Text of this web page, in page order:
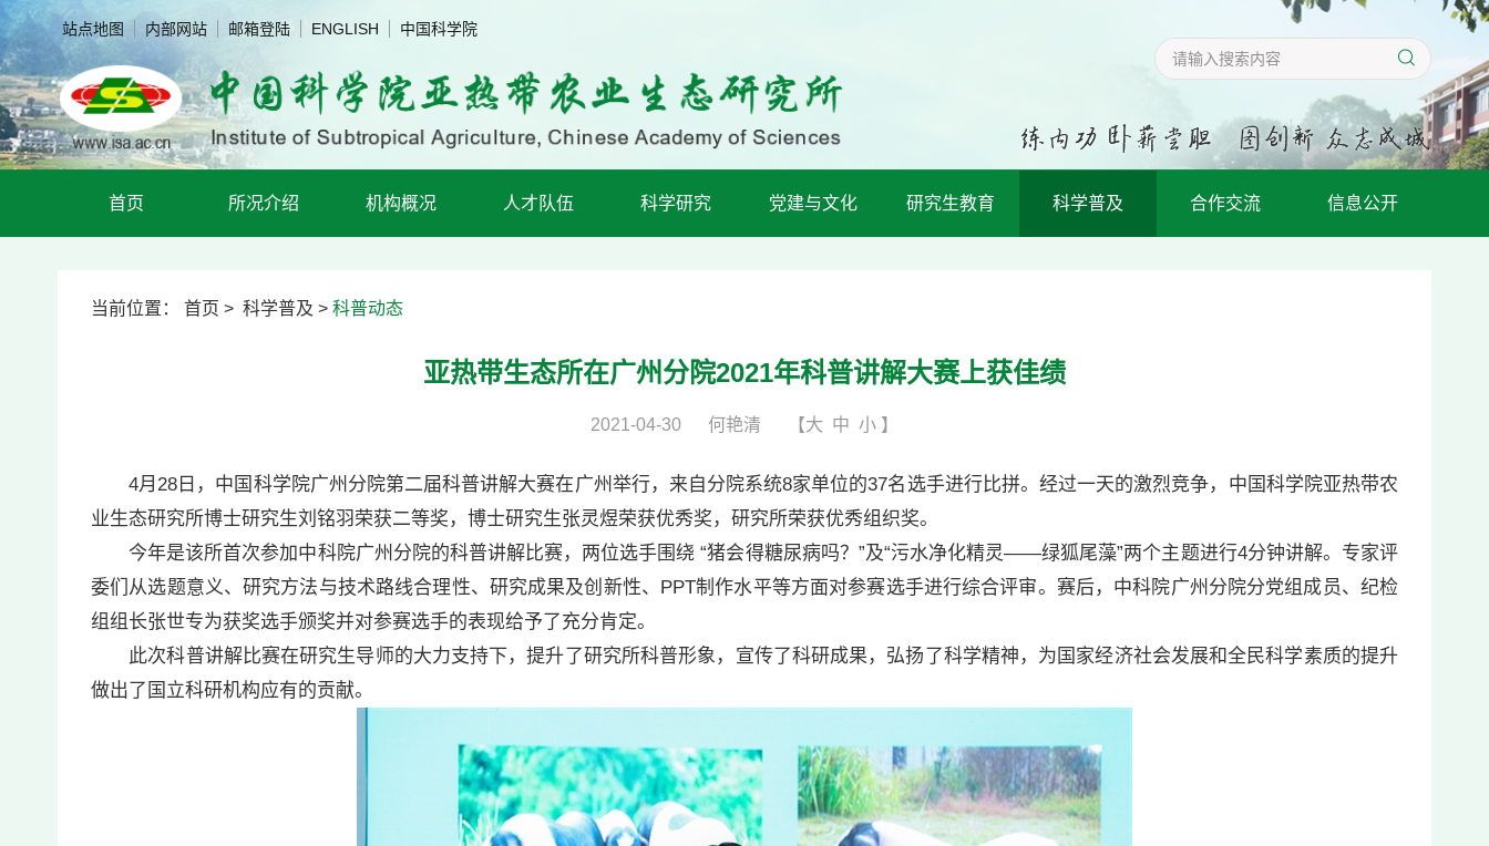
站点地图 内部网站 邮箱登陆 ENGLISH 中国科学院
首页 所况介绍 机构概况 人才队伍 科学研究 党建与文化 研究生教育 科学普及 合作交流 信息公开
当前位置： 首页 > 科学普及 > 科普动态
亚热带生态所在广州分院2021年科普讲解大赛上获佳绩
2021-04-30 何艳清 【大 中 小 】
4月28日，中国科学院广州分院第二届科普讲解大赛在广州举行，来自分院系统8家单位的37名选手进行比拼。经过一天的激烈竞争，中国科学院亚热带农
业生态研究所博士研究生刘铭羽荣获二等奖，博士研究生张灵煜荣获优秀奖，研究所荣获优秀组织奖。
今年是该所首次参加中科院广州分院的科普讲解比赛，两位选手围绕 “猪会得糖尿病吗？”及“污水净化精灵——绿狐尾藻”两个主题进行4分钟讲解。专家评
委们从选题意义、研究方法与技术路线合理性、研究成果及创新性、PPT制作水平等方面对参赛选手进行综合评审。赛后，中科院广州分院分党组成员、纪检
组组长张世专为获奖选手颁奖并对参赛选手的表现给予了充分肯定。
此次科普讲解比赛在研究生导师的大力支持下，提升了研究所科普形象，宣传了科研成果，弘扬了科学精神，为国家经济社会发展和全民科学素质的提升
做出了国立科研机构应有的贡献。